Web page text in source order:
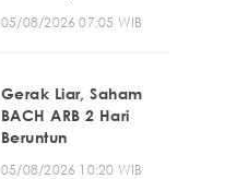
05/08/2026 07:05 WIB
Gerak Liar, Saham
BACH ARB 2 Hari
Beruntun
05/08/2026 10:20 WIB